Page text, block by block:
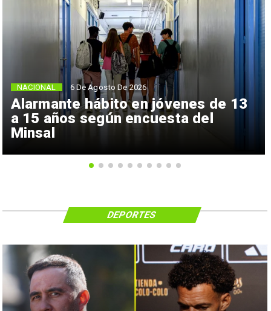
Alarmante hábito en jóvenes de 13
a 15 años según encuesta del
Minsal
NACIONAL 6 De Agosto De 2026
DEPORTES